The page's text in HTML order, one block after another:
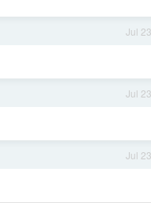
Jul 23
Jul 23
Jul 23